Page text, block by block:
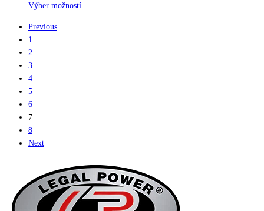
Výber možností
Previous
1
2
3
4
5
6
7
8
Next